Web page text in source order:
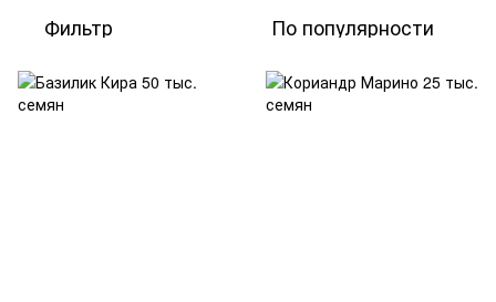
Фильтр По популярности